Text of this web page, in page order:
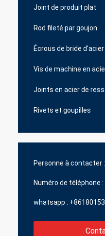
Joint de produit plat
Rod fileté par goujon
Écrous de bride
Vis de machine en
Joints en acier de
Rivets et goupilles
Personne à contacter :
Numéro de téléphone :
whatsapp :